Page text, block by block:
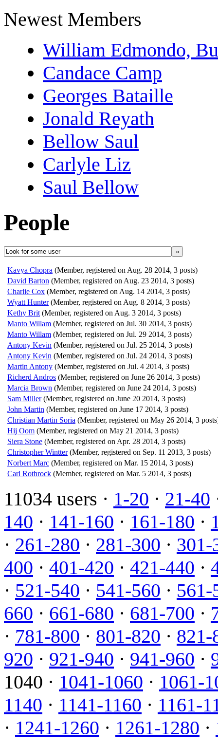
Newest Members
William Edmondo,
Candace Camp
Georges Bataille
Jonald Reyath
Bellow Saul
Carlyle Liz
Saul Bellow
People
»
Kavya Chopra (Member, registered on Aug. 28 2014, 3 posts)
David Barton (Member, registered on Aug. 23 2014, 3 posts)
Charlie Cox (Member, registered on Aug. 14 2014, 3 posts)
Wyatt Hunter (Member, registered on Aug. 8 2014, 3 posts)
Kethy Brit (Member, registered on Aug. 3 2014, 3 posts)
Manto Willam (Member, registered on Jul. 30 2014, 3 posts)
Manto Willam (Member, registered on Jul. 29 2014, 3 posts)
Antony Kevin (Member, registered on Jul. 25 2014, 3 posts)
Antony Kevin (Member, registered on Jul. 24 2014, 3 posts)
Martin Antony (Member, registered on Jul. 4 2014, 3 posts)
Richerd Andros (Member, registered on June 26 2014, 3 posts)
Marcia Brown (Member, registered on June 24 2014, 3 posts)
Sam Miller (Member, registered on June 20 2014, 3 posts)
John Martin (Member, registered on June 17 2014, 3 posts)
Christian Martin Soria (Member, registered on May 26 2014, 3
Hij Oom (Member, registered on May 21 2014, 3 posts)
Siera Stone (Member, registered on Apr. 28 2014, 3 posts)
Christopher Wintter (Member, registered on Sep. 11 2013, 3 posts)
Norbert Marc (Member, registered on Mar. 15 2014, 3 posts)
Carl Rothrock (Member, registered on Mar. 5 2014, 3 posts)
11034 users · 1-20 · 21-40
140 · 141-160 · 161-180 ·
· 261-280 · 281-300 · 301-
400 · 401-420 · 421-440 ·
· 521-540 · 541-560 · 561-
660 · 661-680 · 681-700 ·
· 781-800 · 801-820 · 821-
920 · 921-940 · 941-960 ·
1040 · 1041-1060 · 1061-
1140 · 1141-1160 · 1161-
· 1241-1260 · 1261-1280 ·